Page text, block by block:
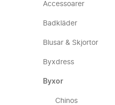
Accessoarer
Badkläder
Blusar & Skjortor
Byxdress
Byxor
Chinos